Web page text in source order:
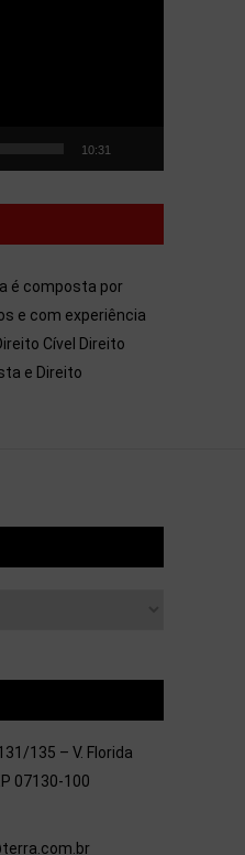
10:31
é composta por
e com experiência
Cível Direito
e Direito
135 – V. Florida
07130-100